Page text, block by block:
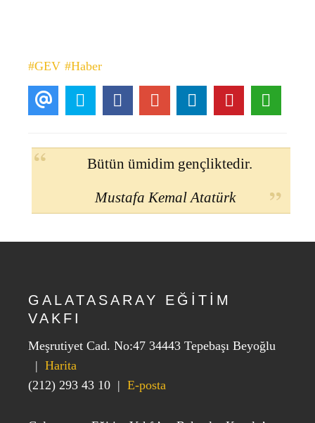
#GEV #Haber
Bütün ümidim gençliktedir.
Mustafa Kemal Atatürk
GALATASARAY EĞİTİM
VAKFI
Meşrutiyet Cad. No:47 34443 Tepebaşı Beyoğlu
| Harita
(212) 293 43 10 | E-posta